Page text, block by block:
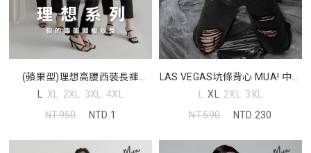
(蘋果型)理想高腰西裝長褲
MISS. 中大尺碼褲子
L XL 2XL 3XL 4XL
NT.950
NTD.1
LAS VEGAS坑條背心 MUA! 中大
尺碼上衣
L XL 2XL 3XL
NT.590
NTD.230